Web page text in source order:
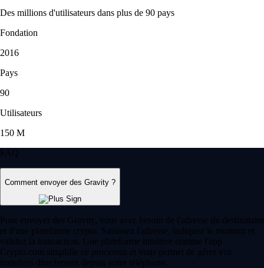
Des millions d'utilisateurs dans plus de 90 pays
Fondation
2016
Pays
90
Utilisateurs
150 M
FAQ
Comment envoyer des Gravity ?
Pour envoyer des Gravity, vous avez besoin de l'adresse du destinataire
et d'une plateforme crypto. Saisissez l'adresse, indiquez le montant et
validez la transaction. Une plateforme intuitive comme l'app
Crypto.com simplifie ce processus et vous permet de gérer vos
transferts directement depuis votre téléphone.